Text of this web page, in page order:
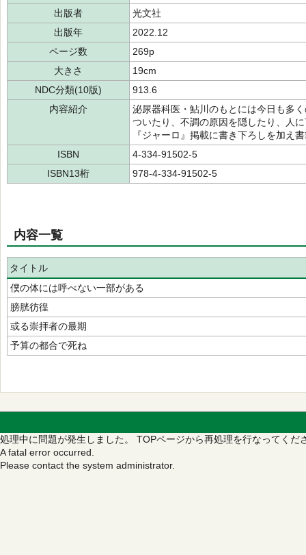
出版者
光文社
出版年
2022.12
ページ数
269p
大きさ
19cm
NDC分類(10版)
913.6
内容紹介
泌尿器科医・鮎川のもとには今日も多
ついたり、不調の原因を隠したり、人
『ジャーロ』掲載に書き下ろしを加え
ISBN
4-334-91502-5
ISBN13桁
978-4-334-91502-5
内容一覧
タイトル
僕の体には呼べない一部がある
膀胱彷徨
或る崇拝者の最期
予算の都合で死ね
処理中に問題が発生しました。 TOPページから再処理を行なってくだ
A fatal error occurred.
Please contact the system administrator.